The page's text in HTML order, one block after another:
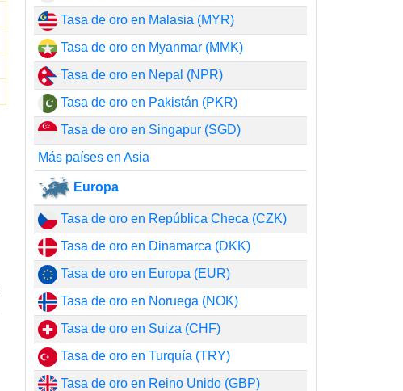
Tasa de oro en Malasia (MYR)
Tasa de oro en Myanmar (MMK)
Tasa de oro en Nepal (NPR)
Tasa de oro en Pakistán (PKR)
Tasa de oro en Singapur (SGD)
Más países en Asia
Europa
Tasa de oro en República Checa (CZK)
Tasa de oro en Dinamarca (DKK)
Tasa de oro en Europa (EUR)
Tasa de oro en Noruega (NOK)
Tasa de oro en Suiza (CHF)
Tasa de oro en Turquía (TRY)
Tasa de oro en Reino Unido (GBP)